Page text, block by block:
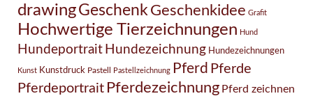
drawingGeschenk Geschenkidee Grafit
Hochwertige Tierzeichnungen Hund
Hundeportrait Hundezeichnung Hundezeichnungen
Kunst Kunstdruck Pastell Pastellzeichnung Pferd Pferde
Pferdeportrait Pferdezeichnung Pferd zeichnen